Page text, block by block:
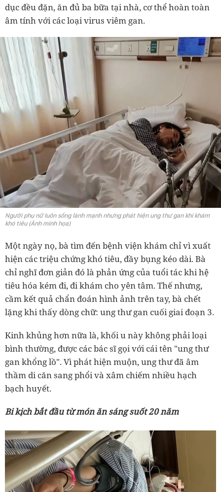
dục đều đặn, ăn đủ ba bữa tại nhà, cơ thể hoàn toàn
âm tính với các loại virus viêm gan.
Người phụ nữ luôn sống lành mạnh nhưng phát hiện ung thư gan khi khám
khó tiêu (Ảnh minh họa)
Một ngày nọ, bà tìm đến bệnh viện khám chỉ vì xuất
hiện các triệu chứng khó tiêu, đầy bụng kéo dài. Bà
chỉ nghĩ đơn giản đó là phản ứng của tuổi tác khi hệ
tiêu hóa kém đi, đi khám cho yên tâm. Thế nhưng,
cầm kết quả chẩn đoán hình ảnh trên tay, bà chết
lặng khi thấy dòng chữ: ung thư gan cuối giai đoạn 3.
Kinh khủng hơn nữa là, khối u này không phải loại
bình thường, được các bác sĩ gọi với cái tên "ung thư
gan khổng lồ". Vì phát hiện muộn, ung thư đã âm
thầm di căn sang phổi và xâm chiếm nhiều hạch
bạch huyết.
Bi kịch bắt đầu từ món ăn sáng suốt 20 năm